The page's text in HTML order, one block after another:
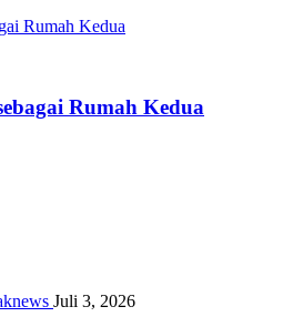
Rumah Kedua
Juli 3, 2026